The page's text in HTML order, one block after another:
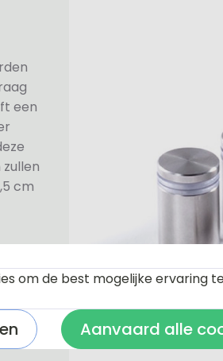
een
cm
om de best mogelijke ervaring
Aanvaard alle